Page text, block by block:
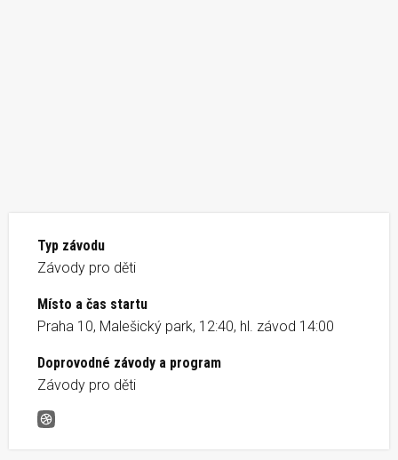
Typ závodu
Závody pro děti
Místo a čas startu
Praha 10, Malešický park, 12:40, hl. závod 14:00
Doprovodné závody a program
Závody pro děti
Desítka na desítce